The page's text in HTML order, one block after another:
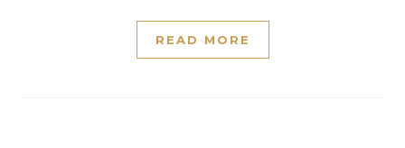
READ MORE